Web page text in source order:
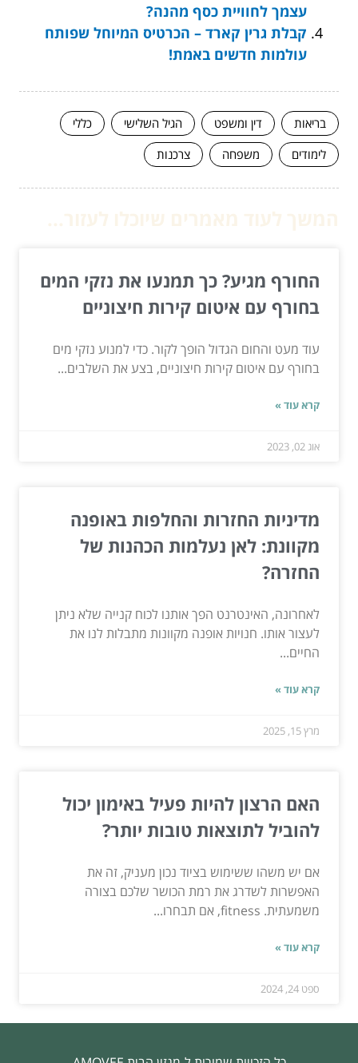
עצמך לחוויית כסף מהנה?
קבלת גרין קארד – הכרטיס המיוחל שפותח
עולמות חדשים באמת!
בריאות דין ומשפט הגיל השלישי
כללי
לימודים
משפחה צרכנות
החורף מגיע? כך תמנעו את נזקי המים
בחורף עם איטום קירות חיצוניים
עוד מעט והחום הגדול הופך לקור. כדי למנוע נזקי מים
בחורף עם איטום קירות חיצוניים, בצע את השלבים...
קרא עוד »
אוג 02, 2023
מדיניות החזרות והחלפות באופנה
מקוונת: לאן נעלמות הכהנות של
החזרה?
לאחרונה, האינטרנט הפך אותנו לכוח קנייה שלא ניתן
לעצור אותו. חנויות אופנה מקוונות מתבלות לנו את
החיים...
קרא עוד »
מרץ 15, 2025
האם הרצון להיות פעיל באימון יכול
להוביל לתוצאות טובות יותר?
אם יש משהו ששימוש בציוד נכון מעניק, זה את
האפשרות לשדרג את רמת הכושר שלכם בצורה
משמעתית. fitness, אם תבחרו...
קרא עוד »
ספט 24, 2024